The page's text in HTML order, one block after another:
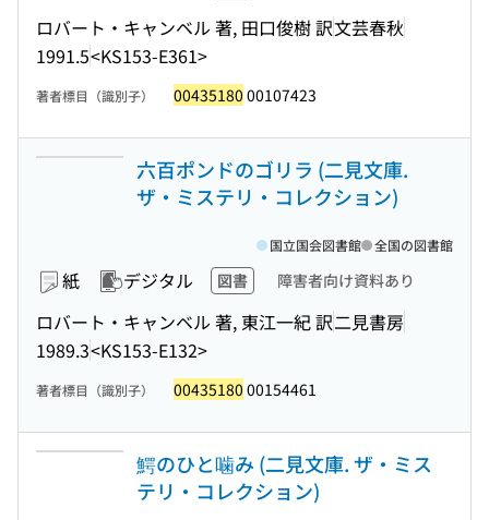
ロバート・キャンベル 著, 田口俊樹 訳文芸春秋
1991.5<KS153-E361>
著者標目（識別子） 00435180 00107423
六百ポンドのゴリラ (二見文庫.
ザ・ミステリ・コレクション)
紙 デジタル 図書 障害者向け資料あり
ロバート・キャンベル 著, 東江一紀 訳二見書房
1989.3<KS153-E132>
国立国会図書館 全国の図書館
著者標目（識別子） 00435180 00154461
鰐のひと噛み (二見文庫. ザ・ミス
テリ・コレクション)